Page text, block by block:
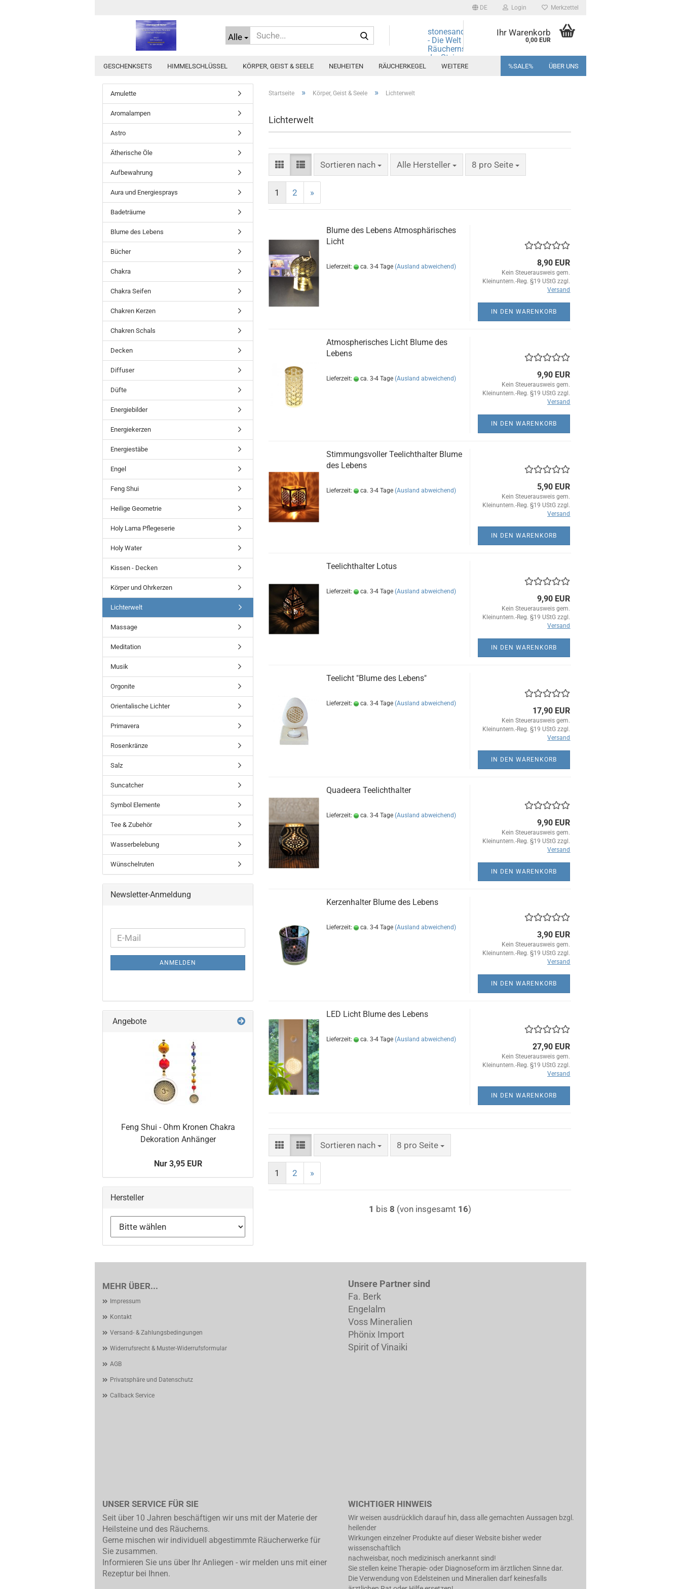
DE Login Merkzettel
Alle
stonesandmore
- Die Welt des
Räucherns und
der Steine!
Ihr Warenkorb
0,00 EUR
GESCHENKSETS HIMMELSCHLÜSSEL KÖRPER, GEIST & SEELE NEUHEITEN RÄUCHERKEGEL %SALE% ÜBER UNS
WEITERE
Startseite » Körper, Geist & Seele » Lichterwelt
Lichterwelt
Sortieren nach
Sortieren nach Alle Hersteller 8 pro Seite
pro Seite
1 2 »
Blume des Lebens Atmosphärisches
Licht
Lieferzeit: ca. 3-4 Tage (Ausland abweichend) 8,90 EUR
Kein Steuerausweis gem.
Kleinuntern.-Reg. §19 UStG zzgl.
Versand
IN DEN WARENKORB
Atmospherisches Licht Blume des
Lebens
Lieferzeit: ca. 3-4 Tage (Ausland abweichend) 9,90 EUR
Kein Steuerausweis gem.
Kleinuntern.-Reg. §19 UStG zzgl.
Versand
IN DEN WARENKORB
Stimmungsvoller Teelichthalter Blume
des Lebens
Lieferzeit: ca. 3-4 Tage (Ausland abweichend) 5,90 EUR
Kein Steuerausweis gem.
Kleinuntern.-Reg. §19 UStG zzgl.
Versand
IN DEN WARENKORB
Teelichthalter Lotus
Lieferzeit: ca. 3-4 Tage (Ausland abweichend)
9,90 EUR
Kein Steuerausweis gem.
Kleinuntern.-Reg. §19 UStG zzgl.
Versand
IN DEN WARENKORB
Teelicht "Blume des Lebens"
Lieferzeit: ca. 3-4 Tage (Ausland abweichend)
17,90 EUR
Kein Steuerausweis gem.
Kleinuntern.-Reg. §19 UStG zzgl.
Versand
IN DEN WARENKORB
Quadeera Teelichthalter
Lieferzeit: ca. 3-4 Tage (Ausland abweichend)
9,90 EUR
Kein Steuerausweis gem.
Kleinuntern.-Reg. §19 UStG zzgl.
Versand
IN DEN WARENKORB
Kerzenhalter Blume des Lebens
Lieferzeit: ca. 3-4 Tage (Ausland abweichend)
3,90 EUR
Kein Steuerausweis gem.
Kleinuntern.-Reg. §19 UStG zzgl.
Versand
IN DEN WARENKORB
LED Licht Blume des Lebens
Lieferzeit: ca. 3-4 Tage (Ausland abweichend)
27,90 EUR
Kein Steuerausweis gem.
Kleinuntern.-Reg. §19 UStG zzgl.
Versand
IN DEN WARENKORB
Sortieren nach
Sortieren nach 8 pro Seite
pro Seite
1 2 »
1 bis 8 (von insgesamt 16)
Amulette
Aromalampen
Astro
Ätherische Öle
Aufbewahrung
Aura und Energiesprays
Badeträume
Blume des Lebens
Bücher
Chakra
Chakra Seifen
Chakren Kerzen
Chakren Schals
Decken
Diffuser
Düfte
Energiebilder
Energiekerzen
Energiestäbe
Engel
Feng Shui
Heilige Geometrie
Holy Lama Pflegeserie
Holy Water
Kissen - Decken
Körper und Ohrkerzen
Lichterwelt
Massage
Meditation
Musik
Orgonite
Orientalische Lichter
Primavera
Rosenkränze
Salz
Suncatcher
Symbol Elemente
Tee & Zubehör
Wasserbelebung
Wünschelruten
Newsletter-Anmeldung
WEITER
ZUR
NEWSLETTER-
ANMELDUNG
E-
ANMELDEN
Angebote
Feng Shui - Ohm Kronen Chakra
Dekoration Anhänger
Nur 3,95 EUR
Hersteller
MEHR ÜBER...
Impressum
Kontakt
Versand- & Zahlungsbedingungen
Widerrufsrecht & Muster-Widerrufsformular
AGB
Privatsphäre und Datenschutz
Callback Service
Unsere Partner sind
Fa. Berk
Engelalm
Voss Mineralien
Phönix Import
Spirit of Vinaiki
UNSER SERVICE FÜR SIE
Seit über 10 Jahren beschäftigen wir uns mit der Materie der
Heilsteine und des Räucherns.
Gerne mischen wir individuell abgestimmte Räucherwerke für
Sie zusammen.
Informieren Sie uns über Ihr Anliegen - wir melden uns mit einer
Rezeptur bei Ihnen.
WICHTIGER HINWEIS
Wir weisen ausdrücklich darauf hin, dass alle gemachten Aussagen bzgl.
heilender
Wirkungen einzelner Produkte auf dieser Website bisher weder
wissenschaftlich
nachweisbar, noch medizinisch anerkannt sind!
Sie stellen keine Therapie- oder Diagnoseform im ärztlichen Sinne dar.
Die Verwendung von Edelsteinen und Mineralien darf keinesfalls